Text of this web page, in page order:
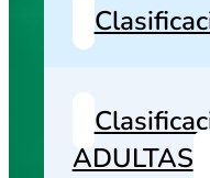
ADULTAS